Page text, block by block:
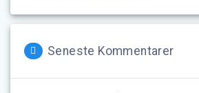
Seneste Kommentarer